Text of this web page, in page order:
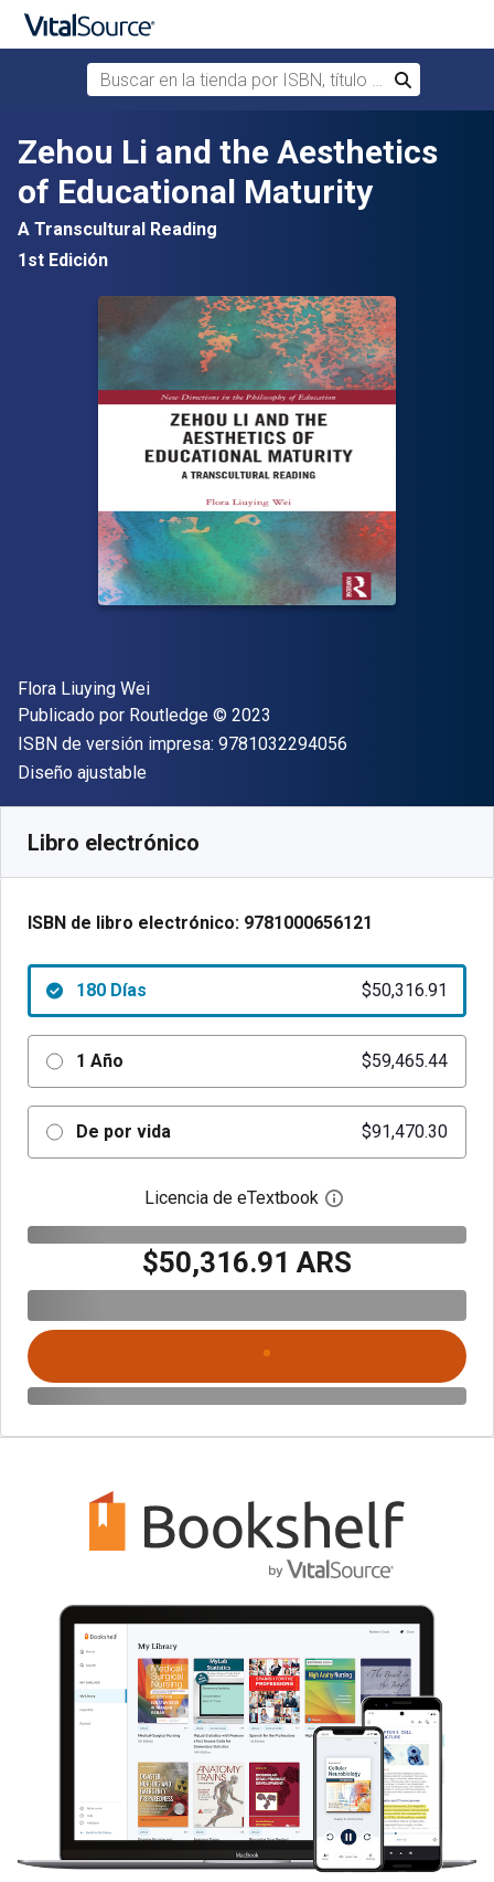
Saltar al contenido principal
Buscar en la tienda por ISBN, título o autor
Buscar
Zehou Li and the Aesthetics
of Educational Maturity
A Transcultural Reading
1st Edición
Autor(es)
Flora Liuying Wei
Editor
Publicado por Routledge Copyright
© 2023
ISBN de versión impresa: 9781032294056
Formato
Diseño ajustable
Libro electrónico
ISBN de libro electrónico: 9781000656121
180 Días $50,316.91
1 Año $59,465.44
De por vida $91,470.30
Licencia de eTextbook Abre el cuadro de
$50,316.91 ARS